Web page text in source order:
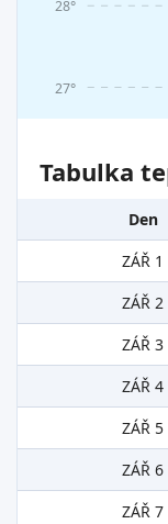
27°
28°
Tabulka
Den
ZÁŘ 1
ZÁŘ 2
ZÁŘ 3
ZÁŘ 4
ZÁŘ 5
ZÁŘ 6
ZÁŘ 7